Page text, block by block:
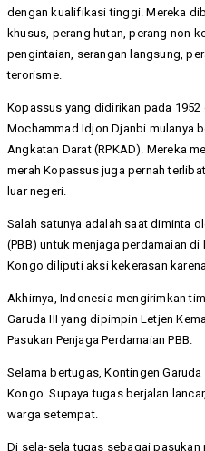
dengan kualifikasi tinggi. Mereka
khusus, perang hutan, perang non
pengintaian, serangan langsung,
terorisme.
Kopassus yang didirikan pada 1952
Mochammad Idjon Djanbi mulanya
Angkatan Darat (RPKAD). Mereka
merah Kopassus juga pernah
luar negeri.
Salah satunya adalah saat diminta
(PBB) untuk menjaga perdamaian
Kongo diliputi aksi kekerasan
Akhirnya, Indonesia mengirimkan
Garuda III yang dipimpin Letjen
Pasukan Penjaga Perdamaian PBB.
Selama bertugas, Kontingen
Kongo. Supaya tugas berjalan
warga setempat.
Di sela-sela tugas sebagai